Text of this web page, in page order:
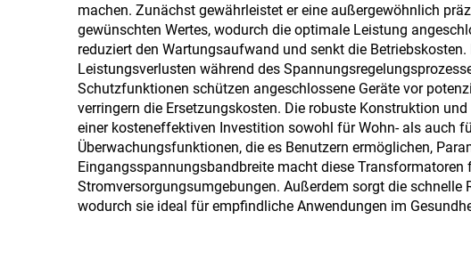
machen. Zunächst gewährleistet er eine außergewöhnlich
gewünschten Wertes, wodurch die optimale Leistung
reduziert den Wartungsaufwand und senkt die
Leistungsverlusten während des
Schutzfunktionen schützen angeschlossene Geräte vor
verringern die Ersetzungskosten. Die robuste Konstruktion
einer kosteneffektiven Investition sowohl für Wohn- als auch
Überwachungsfunktionen, die es Benutzern ermöglichen,
Eingangsspannungsbandbreite macht diese
Stromversorgungsumgebungen. Außerdem sorgt die
wodurch sie ideal für empfindliche Anwendungen im